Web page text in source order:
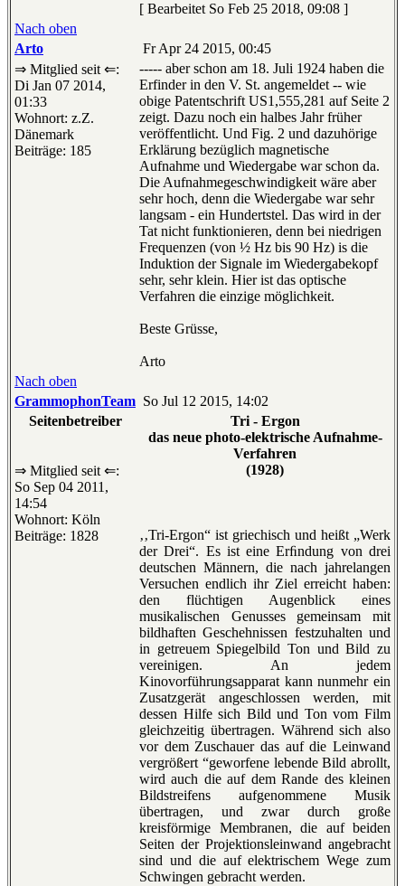
[ Bearbeitet So Feb 25 2018, 09:08 ]
Nach oben
Arto
Fr Apr 24 2015, 00:45
⇒ Mitglied seit ⇐:
Di Jan 07 2014,
01:33
Wohnort: z.Z.
Dänemark
Beiträge: 185
----- aber schon am 18. Juli 1924 haben die
Erfinder in den V. St. angemeldet -- wie
obige Patentschrift US1,555,281 auf Seite 2
zeigt. Dazu noch ein halbes Jahr früher
veröffentlicht. Und Fig. 2 und dazuhörige
Erklärung bezüglich magnetische
Aufnahme und Wiedergabe war schon da.
Die Aufnahmegeschwindigkeit wäre aber
sehr hoch, denn die Wiedergabe war sehr
langsam - ein Hundertstel. Das wird in der
Tat nicht funktionieren, denn bei niedrigen
Frequenzen (von ½ Hz bis 90 Hz) is die
Induktion der Signale im Wiedergabekopf
sehr, sehr klein. Hier ist das optische
Verfahren die einzige möglichkeit.
Beste Grüsse,
Arto
Nach oben
GrammophonTeam So Jul 12 2015, 14:02
Seitenbetreiber
⇒ Mitglied seit ⇐:
So Sep 04 2011,
14:54
Wohnort: Köln
Beiträge: 1828
Tri - Ergon
das neue photo-elektrische Aufnahme-
Verfahren
(1928)
‚‚Tri-Ergon“ ist griechisch und heißt „Werk
der Drei“. Es ist eine Erﬁndung von drei
deutschen Männern, die nach jahrelangen
Versuchen endlich ihr Ziel erreicht haben:
den flüchtigen Augenblick eines
musikalischen Genusses gemeinsam mit
bildhaften Geschehnissen festzuhalten und
in getreuem Spiegelbild Ton und Bild zu
vereinigen. An jedem
Kinovorführungsapparat kann nunmehr ein
Zusatzgerät angeschlossen werden, mit
dessen Hilfe sich Bild und Ton vom Film
gleichzeitig übertragen. Während sich also
vor dem Zuschauer das auf die Leinwand
vergrößert “geworfene lebende Bild abrollt,
wird auch die auf dem Rande des kleinen
Bildstreifens aufgenommene Musik
übertragen, und zwar durch große
kreisförmige Membranen, die auf beiden
Seiten der Projektionsleinwand angebracht
sind und die auf elektrischem Wege zum
Schwingen gebracht werden.